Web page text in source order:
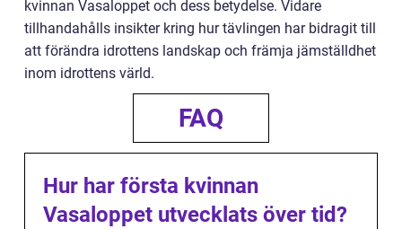
kvinnan Vasaloppet och dess betydelse. Vidare
tillhandahålls insikter kring hur tävlingen har bidragit till
att förändra idrottens landskap och främja jämställdhet
inom idrottens värld.
FAQ
Hur har första kvinnan
Vasaloppet utvecklats över tid?